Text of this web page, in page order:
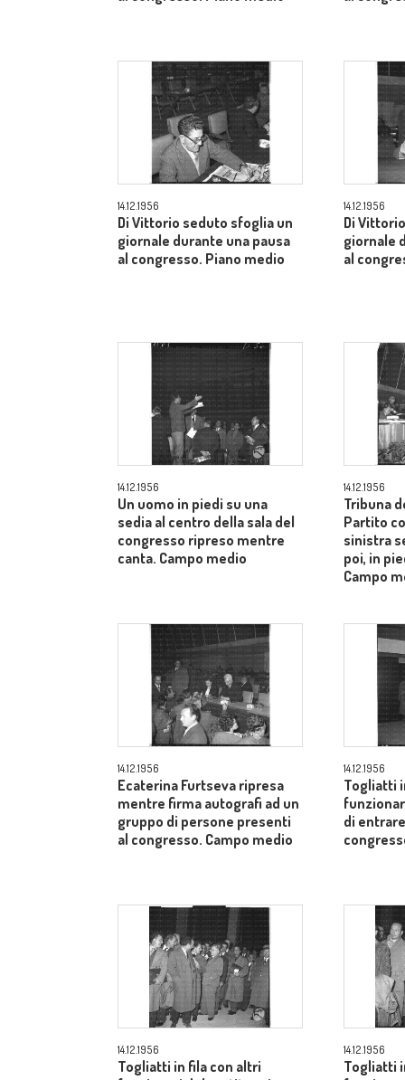
14.12.1956
Di Vittorio seduto sfoglia un
giornale durante una pausa
al congresso. Piano medio
14.12.1956
Di
giornale
al
14.12.1956
Un uomo in piedi su una
sedia al centro della sala del
congresso ripreso mentre
canta. Campo medio
14.12.1956
Tribuna
Partito
sinistra
poi, in
Campo
14.12.1956
Ecaterina Furtseva ripresa
mentre firma autografi ad un
gruppo di persone presenti
al congresso. Campo medio
14.12.1956
Togliatti
di
14.12.1956
Togliatti in fila con altri
14.12.1956
Togliatti